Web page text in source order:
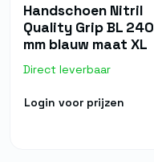
Handschoen Nitril
Quality Grip BL 240
mm blauw maat XL
Direct leverbaar
Login voor prijzen